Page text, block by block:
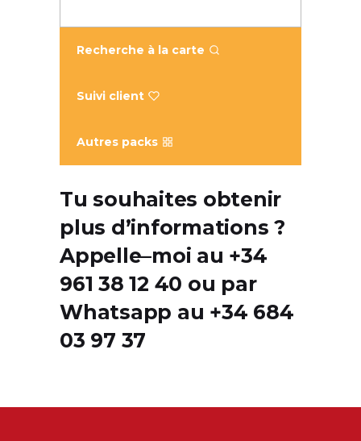
Recherche à la carte
Suivi client
Autres packs
Tu souhaites obtenir
plus d’informations ?
Appelle–moi au +34
961 38 12 40 ou par
Whatsapp au +34 684
03 97 37